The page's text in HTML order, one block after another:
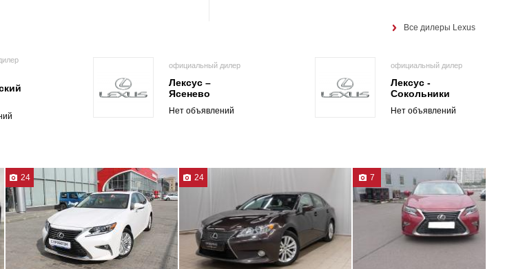
Все дилеры Lexus
официальный дилер
Лексус –
Ясенево
Нет объявлений
официальный дилер
Лексус -
Сокольники
Нет объявлений
24 24 7